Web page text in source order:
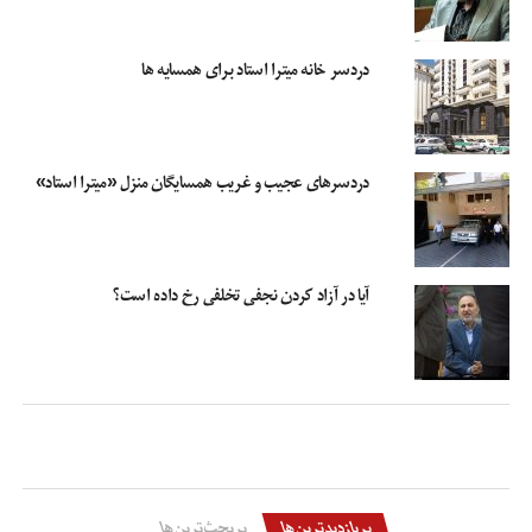
یابد.
اعدام نجفی رضایت
مسعود استاد
میترا استاد
دردسر خانه میترا استاد برای همسایه ها
دردسرهای عجیب و غریب همسایگان منزل «میترا استاد»
آیا در آزاد کردن نجفی تخلفی رخ داده است؟